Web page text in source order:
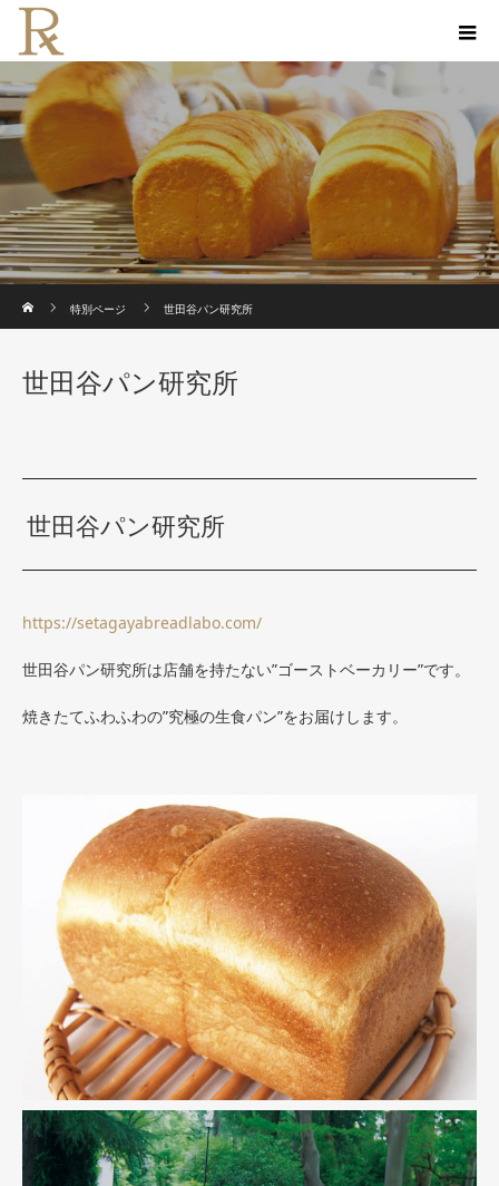
特別ページ
世田谷パン研究所
世田谷パン研究所
世田谷パン研究所
https://setagayabreadlabo.com/
世田谷パン研究所は店舗を持たない”ゴーストベーカリー”です。
焼きたてふわふわの”究極の生食パン”をお届けします。